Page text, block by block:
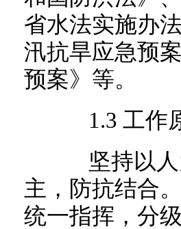
省水法实施办
汛抗旱应急预
预案》等。
1.3 工作
坚持以人
主，防抗结合
统一指挥，分